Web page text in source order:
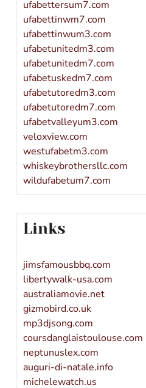
ufabettersum7.com
ufabettinwm7.com
ufabettinwum3.com
ufabetunitedm3.com
ufabetunitedm7.com
ufabetuskedm7.com
ufabetutoredm3.com
ufabetutoredm7.com
ufabetvalleyum3.com
veloxview.com
westufabetm3.com
whiskeybrothersllc.com
wildufabetum7.com
Links
jimsfamousbbq.com
libertywalk-usa.com
australiamovie.net
gizmobird.co.uk
mp3djsong.com
coursdanglaistoulouse.com
neptunuslex.com
auguri-di-natale.info
michelewatch.us